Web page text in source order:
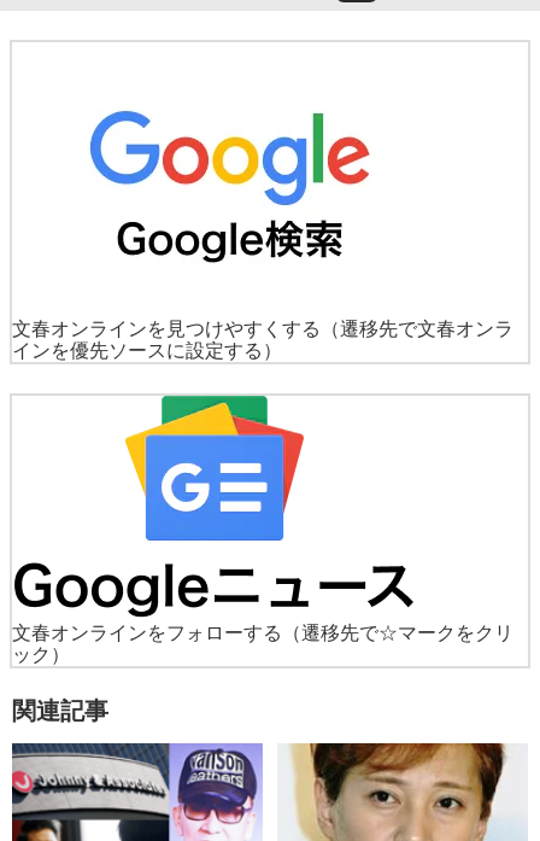
文春オンラインを見つけやすくする
（遷移先で文春オンラ
インを優先ソースに設定する）
文春オンラインをフォローする
（遷移先で☆マークをクリ
ック）
関連記事